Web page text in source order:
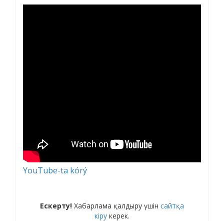
YouTube-ta kórý
Ескерту! Хабарлама қалдыру үшін сайтқа
кіру керек.